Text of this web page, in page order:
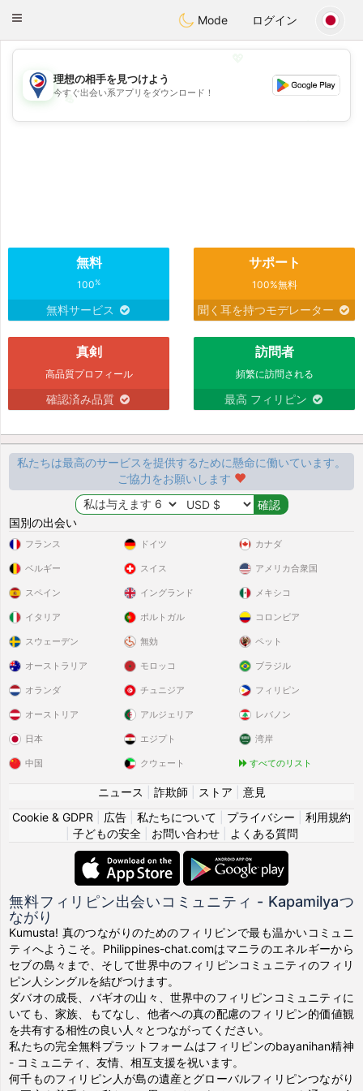
PhilippinesChat
Toggle
Mode ログイン
💖
💕
理想の相手を見つけよう
今すぐ出会い系アプリをダウンロード！
無料
100%
無料サービス
サポート
100%無料
聞く耳を持つモデレーター
真剣
高品質プロフィール
確認済み品質
訪問者
頻繁に訪問される
最高 フィリピン
私たちは最高のサービスを提供するために懸命に働いています。
ご協力をお願いします
国別の出会い
フランス
ベルギー
スペイン
イタリア
スウェーデン
ドイツ
スイス
イングランド
ポルトガル
無効
カナダ
アメリカ合衆国
メキシコ
コロンビア
ペット
オーストラリア
オランダ
オーストリア
日本
中国
モロッコ
チュニジア
アルジェリア
エジプト
クウェート
ブラジル
フィリピン
レバノン
湾岸
すべてのリスト
ニュース 詐欺師 ストア
意見
Cookie & GDPR
広告 私たちについて プライバシー
利用規約
子どもの安全| お問い合わせ| よくある質問
無料フィリピン出会いコミュニティ - Kapamilyaつ
ながり
Kumusta! 真のつながりのためのフィリピンで最も温かいコミュニ
ティへようこそ。Philippines-chat.comはマニラのエネルギーから
セブの島々まで、そして世界中のフィリピンコミュニティのフィリ
ピン人シングルを結びつけます。
ダバオの成長、バギオの山々、世界中のフィリピンコミュニティに
いても、家族、もてなし、他者への真の配慮のフィリピン的価値観
を共有する相性の良い人々とつながってください。
私たちの完全無料プラットフォームはフィリピンのbayanihan精神
- コミュニティ、友情、相互支援を祝います。
何千ものフィリピン人が島の遺産とグローバルフィリピンつながり